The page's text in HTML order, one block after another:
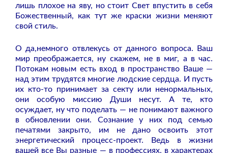
лишь плохое на яву, но стоит Свет впустить в себя
Божественный, как тут же краски жизни меняют
свой стиль.
О да,немного отвлекусь от данного вопроса. Ваш
мир преображается, ну скажем, не в миг, а в час.
Потокам новым есть вход в пространство Ваше —
над этим трудятся многие людские сердца. И пусть
их кто-то принимает за секту или ненормальных,
они особую миссию Души несут. А те, кто
осуждает, ну что поделать — не понимают важного
в обновлении они. Сознание у них под семью
печатями закрыто, им не дано освоить этот
энергетический процесс-проект. Ведь в жизни
вашей все Вы разные — в профессиях, в характерах